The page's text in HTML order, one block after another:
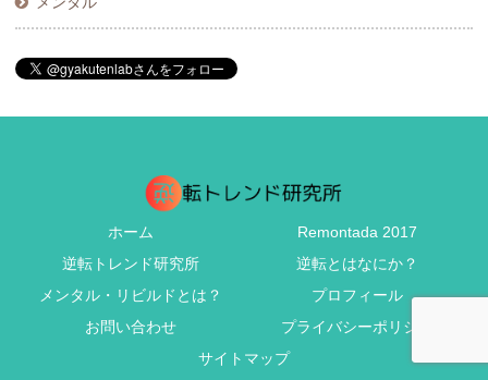
ホーム
Remontada 2017
逆転トレンド研究所
逆転とはなにか？
メンタル・リビルドとは？
プロフィール
お問い合わせ
プライバシーポリシー
サイトマップ